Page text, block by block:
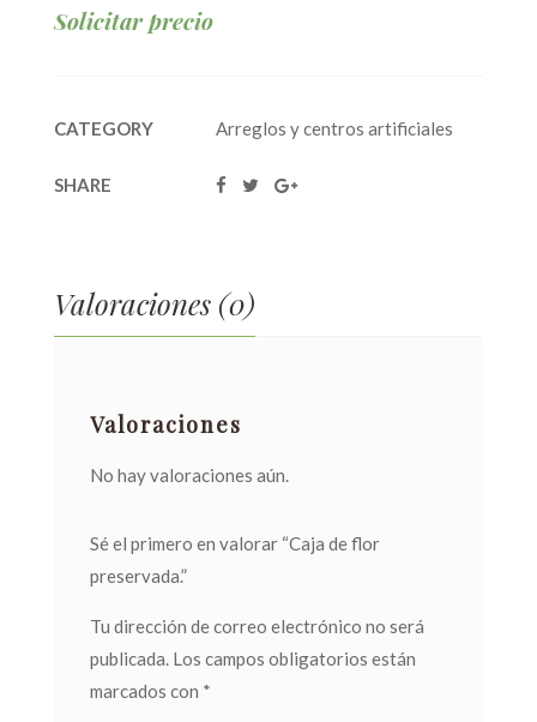
Solicitar precio
CATEGORY Arreglos y centros artificiales
SHARE
Valoraciones (0)
Valoraciones
No hay valoraciones aún.
Sé el primero en valorar “Caja de flor
preservada.”
Tu dirección de correo electrónico no será
publicada. Los campos obligatorios están
marcados con *